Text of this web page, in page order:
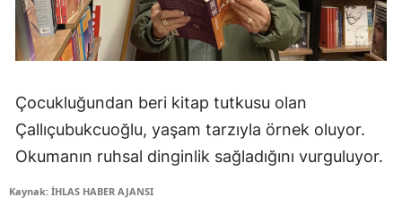
Çocukluğundan beri kitap tutkusu olan
Çallıçubukcuoğlu, yaşam tarzıyla örnek oluyor.
Okumanın ruhsal dinginlik sağladığını vurguluyor.
Kaynak: İHLAS HABER AJANSI